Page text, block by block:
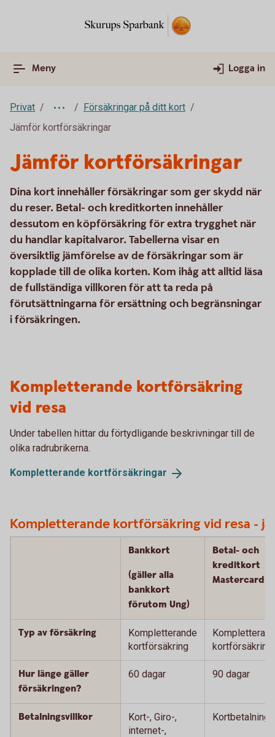
Meny Logga in
Privat
Försäkringar på ditt kort
Jämför kortförsäkringar
Jämför kortförsäkringar
Dina kort innehåller försäkringar som ger skydd när
du reser. Betal- och kreditkorten innehåller
dessutom en köpförsäkring för extra trygghet när
du handlar kapitalvaror. Tabellerna visar en
översiktlig jämförelse av de försäkringar som är
kopplade till de olika korten. Kom ihåg att alltid läsa
de fullständiga villkoren för att ta reda på
förutsättningarna för ersättning och begränsningar
i försäkringen.
Kompletterande kortförsäkring
vid resa
Under tabellen hittar du förtydligande beskrivningar till de
olika radrubrikerna.
Kompletterande kortförsäkringar
Kompletterande kortförsäkring vid resa -
Bankkort
(gäller alla
bankkort
förutom Ung)
Betal- och
kreditkort
Mastercard
Typ av försäkring
Kompletterande
kortförsäkring
kortförsäkring
Hur länge gäller
försäkringen?
60 dagar 90 dagar
Betalningsvillkor
Kort-, Giro-,
internet-,
Kortbetalning